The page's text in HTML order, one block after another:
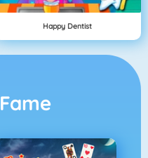
Happy Dentist
Fame